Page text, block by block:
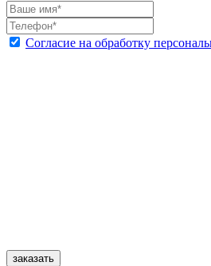
Согласие на обработку
заказать